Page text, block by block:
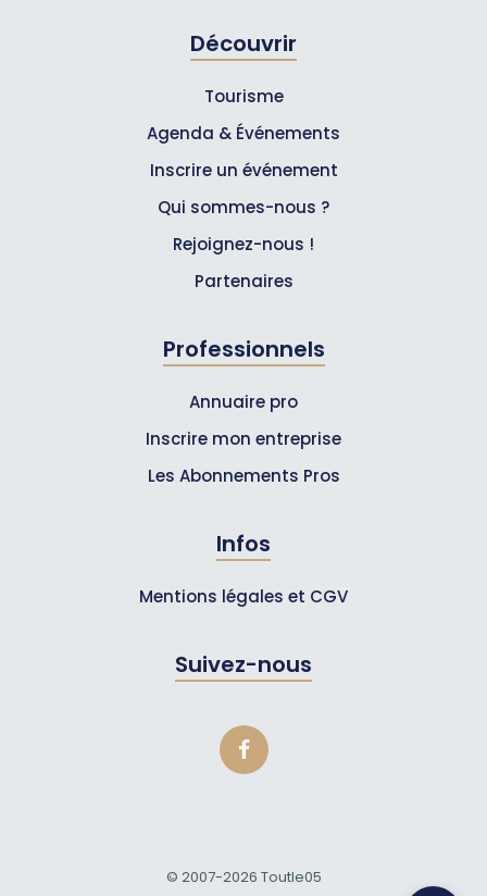
Découvrir
Tourisme
Agenda & Événements
Inscrire un événement
Qui sommes-nous ?
Rejoignez-nous !
Partenaires
Professionnels
Annuaire pro
Inscrire mon entreprise
Les Abonnements Pros
Infos
Mentions légales et CGV
Suivez-nous
© 2007-2026 Toutle05